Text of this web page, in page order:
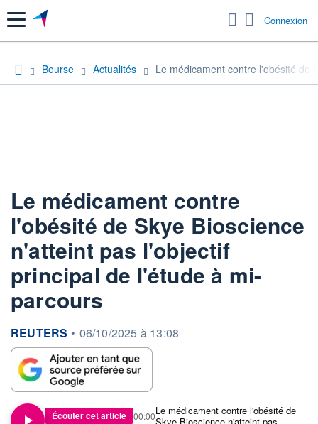
Menu Connexion
Bourse Actualités Le médicament contre l'obésité de
Le médicament contre
l'obésité de Skye Bioscience
n'atteint pas l'objectif
principal de l'étude à mi-
parcours
information fournie par
REUTERS • 06/10/2025 à 13:08
Écouter cet article
Le médicament contre l'obésité de
00:00